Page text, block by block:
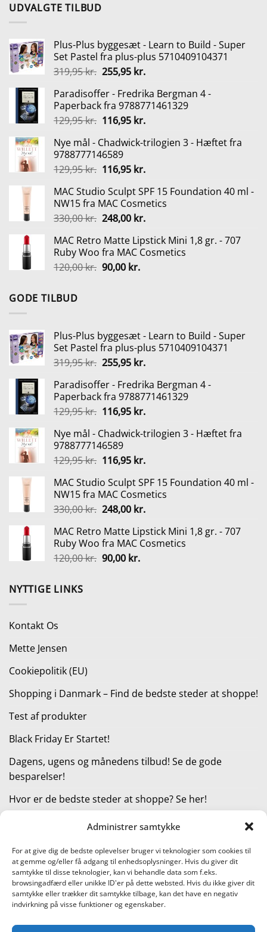
Administrer samtykke
For at give dig de bedste oplevelser bruger vi teknologier som cookies til
at gemme og/eller få adgang til enhedsoplysninger. Hvis du giver dit
samtykke til disse teknologier, kan vi behandle data som f.eks.
browsingadfærd eller unikke ID'er på dette websted. Hvis du ikke giver dit
samtykke eller trækker dit samtykke tilbage, kan det have en negativ
indvirkning på visse funktioner og egenskaber.
UDVALGTE TILBUD
Plus-Plus byggesæt - Learn to Build - Super
Set Pastel fra plus-plus 5710409104371
319,95kr. Den
pris
var:
319,95 kr..
255,95 kr.Den
pris
er:
255,95 kr..
Paradisoffer - Fredrika Bergman 4 -
Paperback fra 9788771461329
129,95kr. Den
pris
var:
129,95 kr..
116,95 kr.Den
pris
116,95 kr..
Nye mål - Chadwick-trilogien 3 - Hæftet fra
9788777146589
129,95kr. Den
pris
var:
129,95 kr..
116,95 kr.Den
pris
er:
116,95 kr..
MAC Studio Sculpt SPF 15 Foundation 40 ml -
NW15 fra MAC Cosmetics
330,00kr. Den
pris
var:
330,00 kr..
248,00 kr.Den
pris
er:
MAC Retro Matte Lipstick Mini 1,8 gr. - 707
Ruby Woo fra MAC Cosmetics
120,00kr. Den
90,00 kr.Den
GODE TILBUD
Plus-Plus byggesæt - Learn to Build - Super
Set Pastel fra plus-plus 5710409104371
319,95kr. Den
pris
var:
319,95 kr..
255,95 kr.Den
pris
er:
255,95 kr..
Paradisoffer - Fredrika Bergman 4 -
Paperback fra 9788771461329
129,95kr. Den
pris
var:
129,95 kr..
116,95 kr.Den
pris
116,95 kr..
Nye mål - Chadwick-trilogien 3 - Hæftet fra
9788777146589
129,95kr. Den
pris
var:
129,95 kr..
116,95 kr.Den
pris
er:
116,95 kr..
MAC Studio Sculpt SPF 15 Foundation 40 ml -
NW15 fra MAC Cosmetics
330,00kr. Den
pris
var:
330,00 kr..
248,00 kr.Den
pris
er:
MAC Retro Matte Lipstick Mini 1,8 gr. - 707
Ruby Woo fra MAC Cosmetics
120,00kr. Den
90,00 kr.Den
NYTTIGE LINKS
Kontakt Os
Mette Jensen
Cookiepolitik (EU)
Shopping i Danmark – Find de bedste steder at shoppe!
Test af produkter
Black Friday Er Startet!
Dagens, ugens og månedens tilbud! Se de gode
besparelser!
Hvor er de bedste steder at shoppe? Se her!
Kategorier
Læs vores guide til online shopping